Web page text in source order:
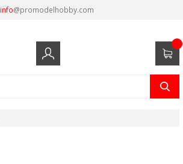
info@promodelhobby.com